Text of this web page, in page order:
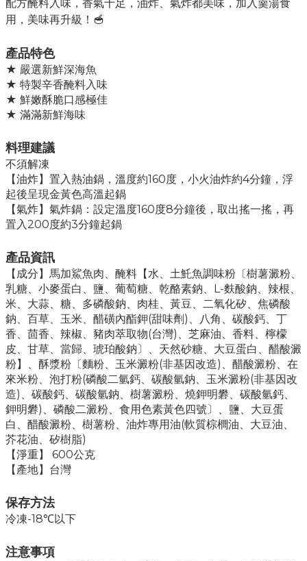
配方醃料入味，香氣十足，油炸、氣炸都美味，加入羹湯食
用，美味再升級！ 🥣
產品特色
★ 嚴選新鮮深海魚
★ 特製辛香醃料入味
★ 鮮嫩酥脆口感極佳
★ 滿滿新鮮海味
料理建議
不須解凍
【油炸】置入熱油鍋，溫度約160度，小火油炸約4分鐘，浮
起後呈現金黃色高溫起鍋
【氣炸】氣炸鍋：設定溫度160度8分鐘後，取出搖一搖，再
置入200度約3分鐘起鍋
產品資訊
【成分】馬加鯊魚肉、醃料【水、土魠魚調味粉〔樹薯澱粉、
乳糖、小麥蛋白、鹽、葡萄糖、乾酪素鈉、L-麩酸鈉、辣根、
米、大蒜、糖、多磷酸鈉、肉桂、黃豆、二氧化矽、焦磷酸
鈉、百草、玉米、醋磺內酯鉀(甜味劑)、八角、碳酸鈣、丁
香、茴香、辣椒、豬肉萃取物(台灣)、芝麻油、香料、檸檬
皮、甘草、當歸、琥珀酸鈉〕、天然砂糖、大豆蛋白、醋酸澱
粉】、酥漿粉〔麵粉、玉米澱粉(非基因改造)、醋酸澱粉、在
來米粉、泡打粉(磷酸二氫鈣、碳酸氫鈉、玉米澱粉(非基因改
造)、碳酸鈣、碳酸氫鈉、樹薯澱粉、燒鉀明礬、碳酸氫鈣、
鉀明礬)、磷酸二澱粉、食用色素黃色四號〕、鹽、大豆蛋
白、醋酸澱粉、樹薯粉、油炸專用油(軟質棕櫚油、大豆油、
芥花油、矽樹脂)
【淨重】 600公克
【產地】台灣
保存方法
冷凍-18℃以下
注意事項